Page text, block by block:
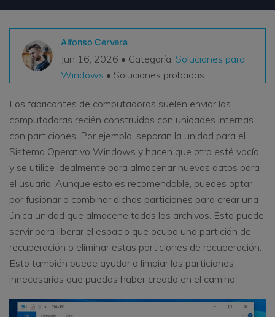
Recoverit Gratis
Recupera datos perdidos/eliminados gratis
Otros Productos
Repairit - Reparar Datos
UBackit - Respaldar Datos
searchAlfonso Cervera
Jun 16, 2026 • Categoría: Soluciones para
Windows • Soluciones probadas
Los fabricantes de computadoras suelen enviar las
computadoras recién construidas con unidades internas
con particiones. Por ejemplo, separan la unidad para el
Sistema Operativo Windows y hacen que otra esté vacía
y se utilice idealmente para almacenar nuevos datos para
el usuario. Aunque esto es recomendable, puedes optar
por fusionar o combinar dichas particiones para crear una
única unidad que almacene todos los archivos. Esto puede
servir para liberar el espacio que ocupa una partición de
recuperación o eliminar estas particiones de recuperación.
Esto también puede ayudar a limpiar las particiones
innecesarias que puedas haber creado en el camino.